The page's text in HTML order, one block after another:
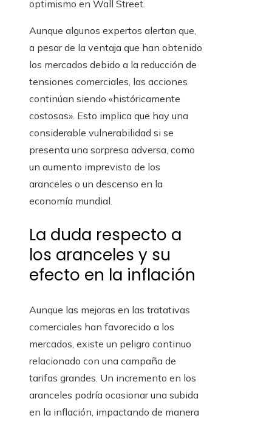
optimismo en Wall Street.
Aunque algunos expertos alertan que,
a pesar de la ventaja que han obtenido
los mercados debido a la reducción de
tensiones comerciales, las acciones
continúan siendo «históricamente
costosas». Esto implica que hay una
considerable vulnerabilidad si se
presenta una sorpresa adversa, como
un aumento imprevisto de los
aranceles o un descenso en la
economía mundial.
La duda respecto a
los aranceles y su
efecto en la inflación
Aunque las mejoras en las tratativas
comerciales han favorecido a los
mercados, existe un peligro continuo
relacionado con una campaña de
tarifas grandes. Un incremento en los
aranceles podría ocasionar una subida
en la inflación, impactando de manera